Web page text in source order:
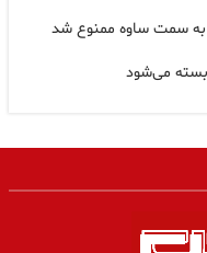
به سمت ساوه ممنوع شد